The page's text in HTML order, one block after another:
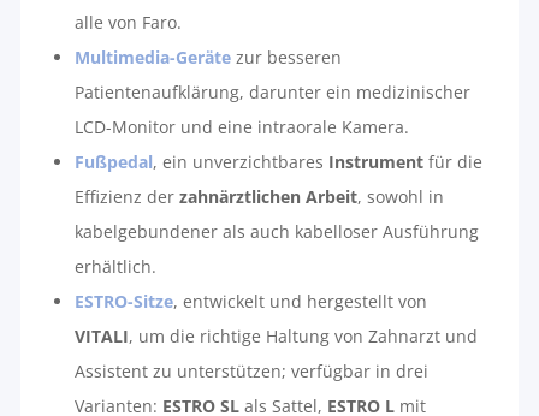
alle von Faro.
Multimedia-Gerätezur besseren
Patientenaufklärung, darunter ein medizinischer
LCD-Monitor und eine intraorale Kamera.
Fußpedal, ein unverzichtbares Instrumentfür die
Effizienz der zahnärztlichen Arbeit, sowohl in
kabelgebundener als auch kabelloser Ausführung
erhältlich.
ESTRO-Sitze, entwickelt und hergestellt von
VITALI, um die richtige Haltung von Zahnarzt und
Assistent zu unterstützen; verfügbar in drei
Varianten: ESTRO SL als Sattel, ESTRO Lmit